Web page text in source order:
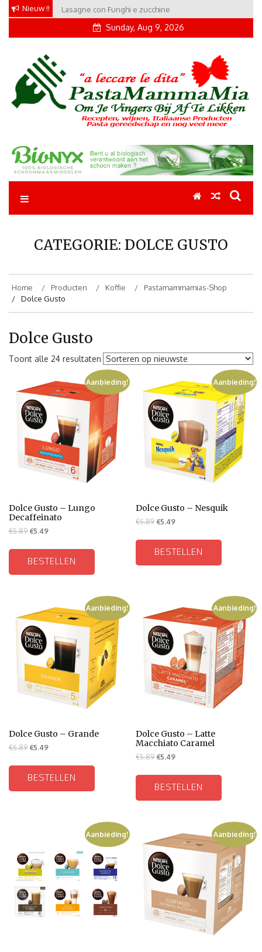
Skip
Nieuw !! Lasagne con Funghi e zucchine
Conchiglie alla Amatriciana
Sunday, Aug 9, 2026
Pastamammamia
Pastarecepten om je vingers bij af te likken
CATEGORIE: DOLCE GUSTO
Home Producten Koffie
Pastamammamias-Shop
Dolce Gusto
Dolce Gusto
Toont alle 24 resultaten
Aanbieding!
Dolce Gusto – Lungo
Decaffeinato
€5.89 €5.49
BESTELLEN
Aanbieding!
Dolce Gusto – Nesquik
€5.89 €5.49
BESTELLEN
Aanbieding!
Dolce Gusto – Grande
€5.89 €5.49
BESTELLEN
Aanbieding!
Dolce Gusto – Latte
Macchiato Caramel
€5.89 €5.49
BESTELLEN
Aanbieding! Aanbieding!